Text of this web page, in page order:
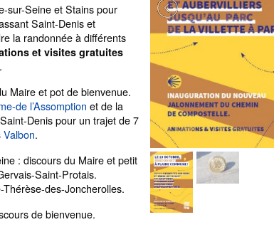
sur-Seine et Stains pour
Saint-Denis et
la randonnée à différents
et visites gratuites
.
Maire et pot de bienvenue.
de l’Assomption et de la
Denis pour un trajet de 7
.
: discours du Maire et petit
Saint-Protais.
Thérèse-des-Joncherolles.
de bienvenue.